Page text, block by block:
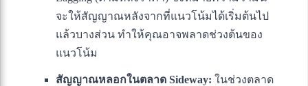
จะให้สัญญาณหลังจากที่แนวโน้มได้เริ่มต้นไป
แล้วบางส่วน ทำให้คุณอาจพลาดช่วงต้นของ
แนวโน้ม
สัญญาณหลอกในตลาด Sideway: ในช่วงตลาด